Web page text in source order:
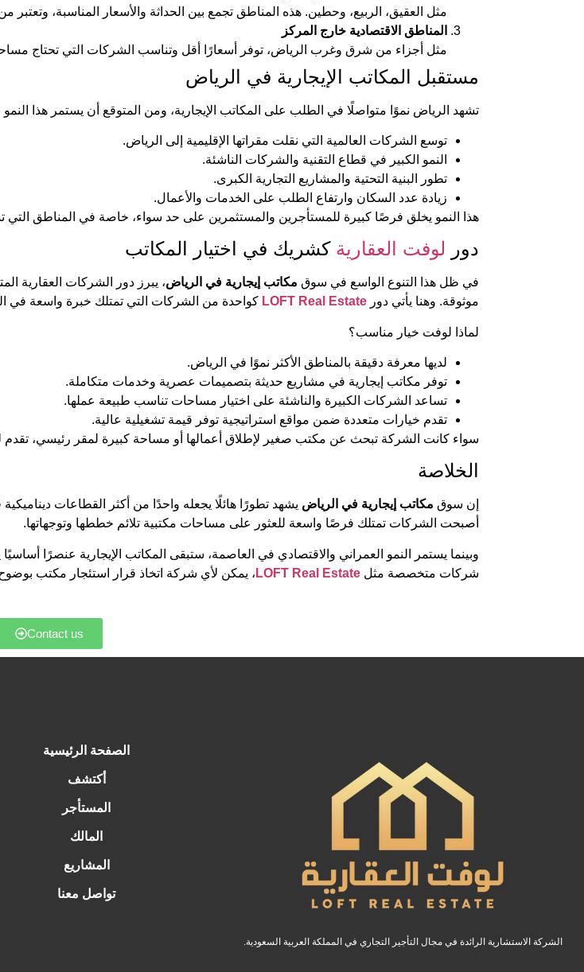
مثل العقيق، الربيع، وحطين. هذه المناطق تجمع بين الحداثة والأسعار المناسبة،
المناطق الاقتصادية خارج المركز
مثل أجزاء من شرق وغرب الرياض، توفر أسعارًا أقل وتناسب الشركات التي تحتاج
مستقبل المكاتب الإيجارية في الرياض
تشهد الرياض نموًا متواصلًا في الطلب على المكاتب الإيجارية، ومن المتوقع أن يستمر هذا
توسع الشركات العالمية التي نقلت مقراتها الإقليمية إلى الرياض.
النمو الكبير في قطاع التقنية والشركات الناشئة.
تطور البنية التحتية والمشاريع التجارية الكبرى.
زيادة عدد السكان وارتفاع الطلب على الخدمات والأعمال.
هذا النمو يخلق فرصًا كبيرة للمستأجرين والمستثمرين على حد سواء، خاصة في المناطق التي
دور لوفت العقارية كشريك في اختيار المكاتب
في ظل هذا التنوع الواسع في سوق مكاتب إيجارية في الرياض، يبرز دور الشركات العقارية
موثوقة. وهنا يأتي دور LOFT Real Estate كواحدة من الشركات التي تمتلك خبرة واسعة في
لماذا لوفت خيار مناسب؟
لديها معرفة دقيقة بالمناطق الأكثر نموًا في الرياض.
توفر مكاتب إيجارية في مشاريع حديثة بتصميمات عصرية وخدمات متكاملة.
تساعد الشركات الكبيرة والناشئة على اختيار مساحات تناسب طبيعة عملها.
تقدم خيارات متعددة ضمن مواقع استراتيجية توفر قيمة تشغيلية عالية.
سواء كانت الشركة تبحث عن مكتب صغير لإطلاق أعمالها أو مساحة كبيرة لمقر رئيسي، تقدم
الخلاصة
إن سوق مكاتب إيجارية في الرياض يشهد تطورًا هائلًا يجعله واحدًا من أكثر القطاعات
أصبحت الشركات تمتلك فرصًا واسعة للعثور على مساحات مكتبية تلائم خططها وتوجهاتها.
وبينما يستمر النمو العمراني والاقتصادي في العاصمة، ستبقى المكاتب الإيجارية عنصرًا
شركات متخصصة مثل LOFT Real Estate ، يمكن لأي شركة اتخاذ قرار استئجار مكتب
Contact us
الشركة الاستشارية الرائدة في مجال التأجير التجاري في المملكة العربية السعودية.
الصفحة الرئيسية
أكتشف
المستأجر
المالك
المشاريع
تواصل معنا